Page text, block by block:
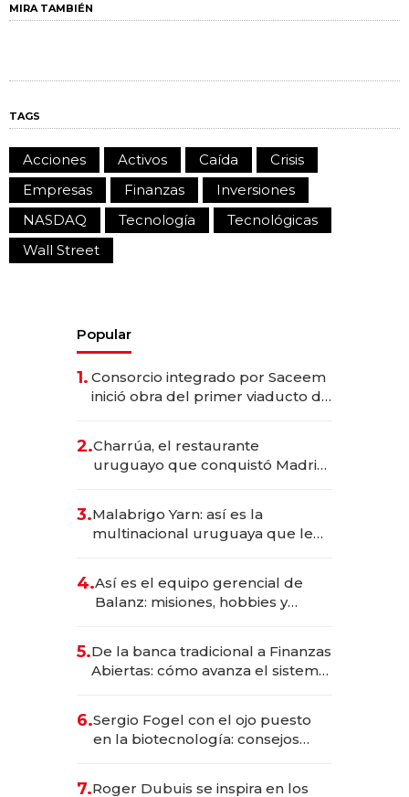
MIRA TAMBIÉN
TAGS
Acciones Activos Caída
Crisis
Empresas
Finanzas
Inversiones
NASDAQ
Tecnología
Tecnológicas
Wall Street
Popular
1. Consorcio integrado por Saceem
inició obra del primer viaducto de
millones
2.Charrúa, el restaurante
uruguayo que conquistó Madrid:
anticipación y prepara apertura
3.Malabrigo Yarn: así es la
multinacional uruguaya que le
4.Así es el equipo gerencial de
Balanz: misiones, hobbies y
5.De la banca tradicional a Finanzas
Abiertas: cómo avanza el sistema
6.Sergio Fogel con el ojo puesto
en la biotecnología: consejos
7.Roger Dubuis se inspira en los